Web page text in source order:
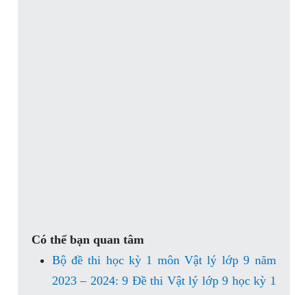
Có thể bạn quan tâm
Bộ đề thi học kỳ 1 môn Vật lý lớp 9 năm
2023 – 2024: 9 Đề thi Vật lý lớp 9 học kỳ 1